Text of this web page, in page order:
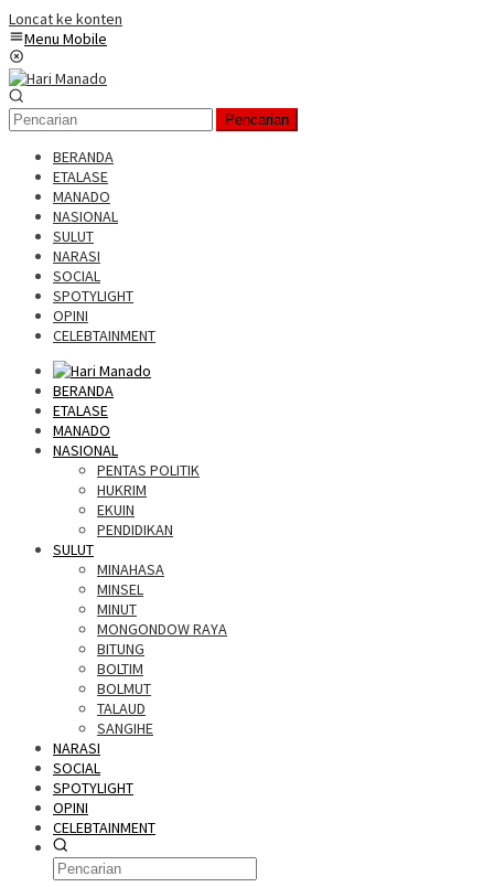
Loncat ke konten
Menu Mobile
Pencarian
BERANDA
ETALASE
MANADO
NASIONAL
SULUT
NARASI
SOCIAL
SPOTYLIGHT
OPINI
CELEBTAINMENT
BERANDA
ETALASE
MANADO
NASIONAL
PENTAS POLITIK
HUKRIM
EKUIN
PENDIDIKAN
SULUT
MINAHASA
MINSEL
MINUT
MONGONDOW RAYA
BITUNG
BOLTIM
BOLMUT
TALAUD
SANGIHE
NARASI
SOCIAL
SPOTYLIGHT
OPINI
CELEBTAINMENT